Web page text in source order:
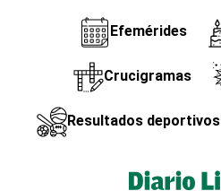
Efemérides
Crucigramas
Resultados deportivos